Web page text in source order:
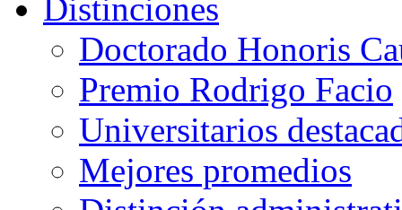
Distinciones
Doctorado Honoris
Premio Rodrigo Facio
Universitarios
Mejores promedios